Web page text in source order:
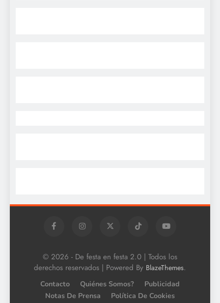
© 2026 - De festa en festa 2.0 | Todos los
derechos reservados | Powered By BlazeThemes.
Contacto Quiénes Somos?
Publicidad
Notas De Prensa
Política De Cookies